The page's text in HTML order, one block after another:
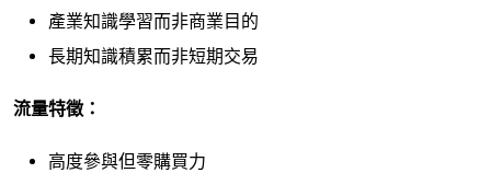
產業知識學習而非商業目的
長期知識積累而非短期交易
流量特徵：
高度參與但零購買力